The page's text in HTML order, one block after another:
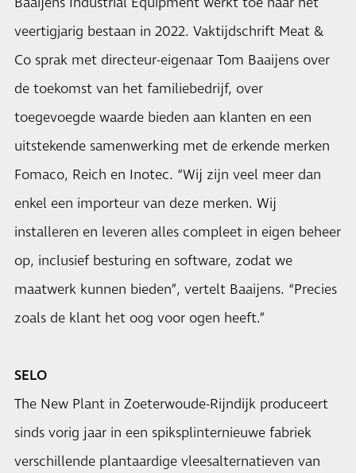
veertigjarig bestaan in 2022. Vaktijdschrift Meat &
Co sprak met directeur-eigenaar Tom Baaijens over
de toekomst van het familiebedrijf, over
toegevoegde waarde bieden aan klanten en een
uitstekende samenwerking met de erkende merken
Fomaco, Reich en Inotec. “Wij zijn veel meer dan
enkel een importeur van deze merken. Wij
installeren en leveren alles compleet in eigen beheer
op, inclusief besturing en software, zodat we
maatwerk kunnen bieden”, vertelt Baaijens. “Precies
zoals de klant het oog voor ogen heeft.”
SELO
The New Plant in Zoeterwoude-Rijndijk produceert
sinds vorig jaar in een spiksplinternieuwe fabriek
verschillende plantaardige vleesalternatieven van